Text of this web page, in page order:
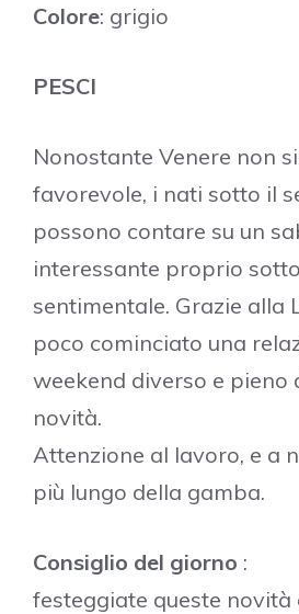
Colore: grigio
PESCI
Nonostante Venere non
favorevole, i nati sotto il
possono contare su un
interessante proprio
sentimentale. Grazie alla
poco cominciato una
weekend diverso e pieno
novità.
Attenzione al lavoro, e a
più lungo della gamba.
Consiglio del giorno :
festeggiate queste novità